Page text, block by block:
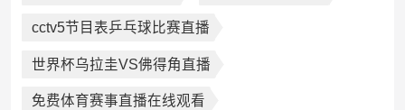
cctv5节目表乒乓球比赛直播
世界杯乌拉圭VS佛得角直播
免费体育赛事直播在线观看